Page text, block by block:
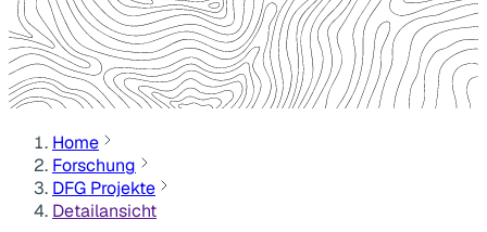
Home
Forschung
DFG Projekte
Detailansicht